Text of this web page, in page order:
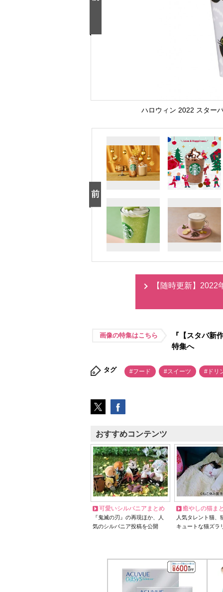
ハロウィン 2022 スター
【随時更新】
画像の特集はこちら
『【スタバ新
特集へ
タグ #フード #スイーツ #ドリ
おすすめコンテンツ
可愛いシルバニアまとめ
『鬼滅の刃』の再現ほか、人
気のシルバニア投稿を公開
癒やしの猫ま
人気タレント猫
キュートな猫ズラ